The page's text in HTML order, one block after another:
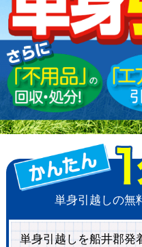
単身引越しの無
単身引越しを船井郡発